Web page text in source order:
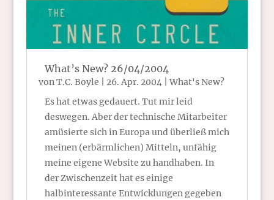
What’s New? 26/04/2004
vonT.C. Boyle 26. Apr. 2004|What's New?
Es hat etwas gedauert. Tut mir leid
deswegen. Aber der technische Mitarbeiter
amüsierte sich in Europa und überließ mich
meinen (erbärmlichen) Mitteln, unfähig
meine eigene Website zu handhaben. In
der Zwischenzeit hat es einige
halbinteressante Entwicklungen gegeben